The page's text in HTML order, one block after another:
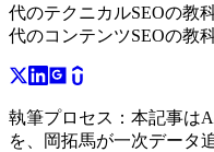
代のテクニカルSEOの教
代のコンテンツSEOの教
執筆プロセス： 本記事は
を、岡拓馬が一次データ